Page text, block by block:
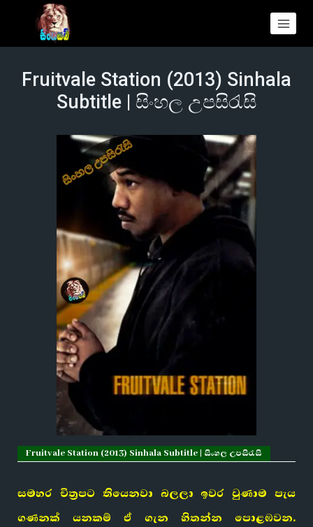
Fruitvale Station (2013) Sinhala
Subtitle | සිංහල උපසිරැසි
Fruitvale Station (2013) Sinhala Subtitle | සිංහල උපසිරැසි
සමහර චිත්‍රපට තියෙනවා බලලා ඉවර වුණාම පැය
ගණනක් යනකම් ඒ ගැන හිතන්න පොළඹවන.